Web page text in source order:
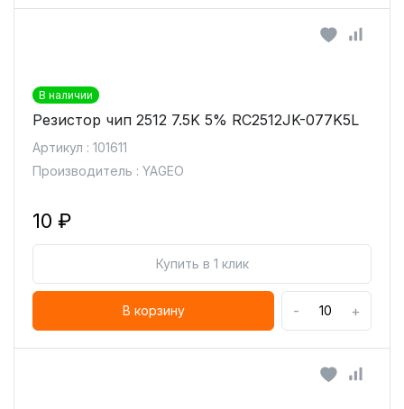
В наличии
Резистор чип 2512 7.5K 5% RC2512JK-077K5L
Артикул : 101611
Производитель : YAGEO
10 ₽
Купить в 1 клик
В корзину - +